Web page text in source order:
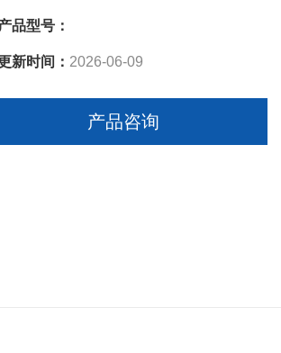
品型号：
新时间： 2026-06-09
产品咨询